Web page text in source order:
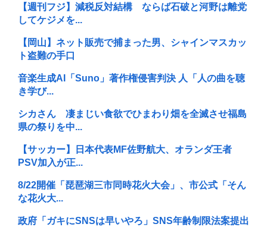
【週刊フジ】減税反対結構 ならば石破と河野は離党
してケジメを...
【岡山】ネット販売で捕まった男、シャインマスカッ
ト盗難の手口
音楽生成AI「Suno」著作権侵害判決 人「人の曲を聴
き学び...
シカさん 凄まじい食欲でひまわり畑を全滅させ福島
県の祭りを中...
【サッカー】日本代表MF佐野航大、オランダ王者
PSV加入が正...
8/22開催「琵琶湖三市同時花火大会」、市公式「そん
な花火大...
政府「ガキにSNSは早いやろ」SNS年齢制限法案提出